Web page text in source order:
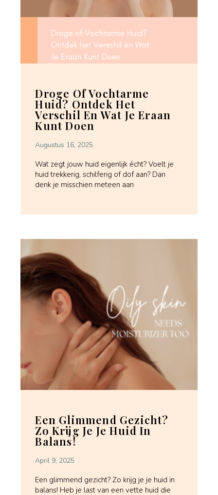
Droge Of Vochtarme
Huid? Ontdek Het
Verschil En Wat Je Eraan
Kunt Doen
Augustus 16, 2025
Wat zegt jouw huid eigenlijk écht? Voelt je
huid trekkerig, schilferig of dof aan? Dan
denk je misschien meteen aan
Een Glimmend Gezicht?
Zo Krijg Je Je Huid In
Balans!
April 9, 2025
Een glimmend gezicht? Zo krijg je je huid in
balans! Heb je last van een vette huid die